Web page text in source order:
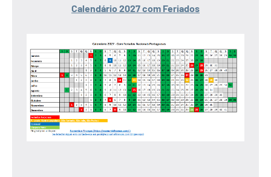
Calendário 2027 com Feriados